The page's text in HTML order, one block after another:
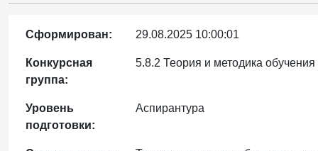
Сформирован: 29.08.2025 10:00:01
Конкурсная
группа:
5.8.2 Теория и методика
Уровень
подготовки:
Аспирантура